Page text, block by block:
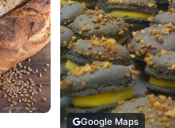
Google Maps